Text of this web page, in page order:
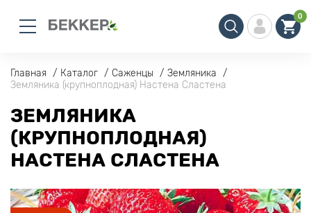
0
Главная Каталог Саженцы
Земляника
Земляника (крупноплодная) Настена Сластена
ЗЕМЛЯНИКА
(КРУПНОПЛОДНАЯ)
НАСТЕНА СЛАСТЕНА